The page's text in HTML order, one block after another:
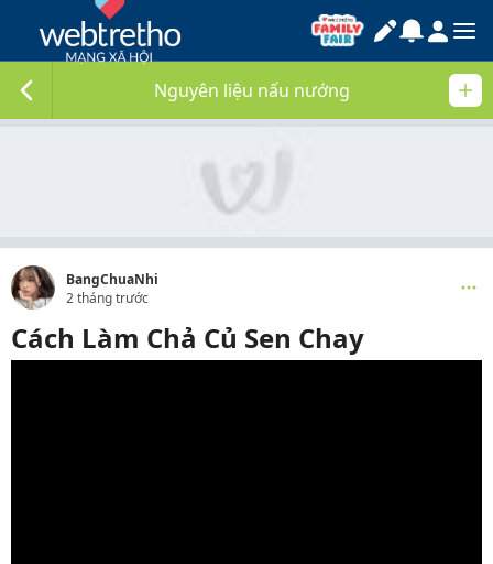
Nguyên liệu nấu nướng
BangChuaNhi
2 tháng trước
Cách Làm Chả Củ Sen Chay